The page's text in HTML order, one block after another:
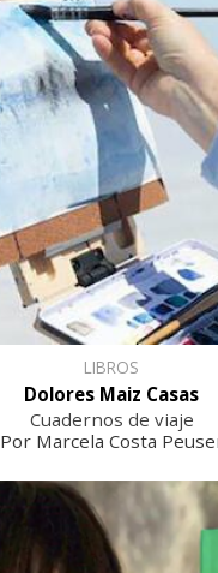
LIBROS
Dolores Maiz Casas
Cuadernos de viaje
Por Marcela Costa